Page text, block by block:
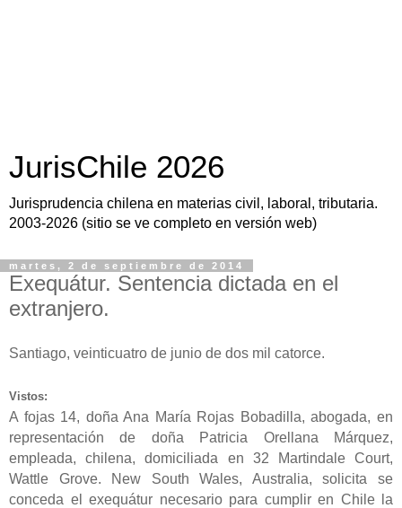
JurisChile 2026
Jurisprudencia chilena en materias civil, laboral, tributaria.
2003-2026 (sitio se ve completo en versión web)
martes, 2 de septiembre de 2014
Exequátur. Sentencia dictada en el
extranjero.
Santiago, veinticuatro de junio de dos mil catorce.
Vistos:
A fojas 14, doña Ana María Rojas Bobadilla, abogada, en
representación de doña Patricia Orellana Márquez,
empleada, chilena, domiciliada en 32 Martindale Court,
Wattle Grove. New South Wales, Australia, solicita se
conceda el exequátur necesario para cumplir en Chile la